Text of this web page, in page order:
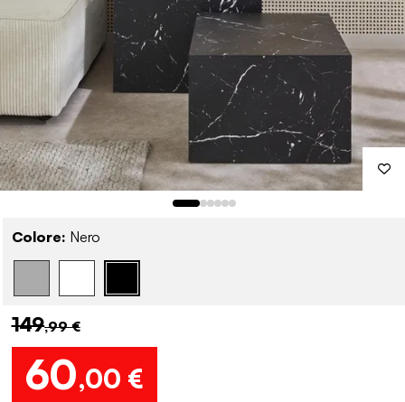
Colore: Nero
149,99 €
60,00 €